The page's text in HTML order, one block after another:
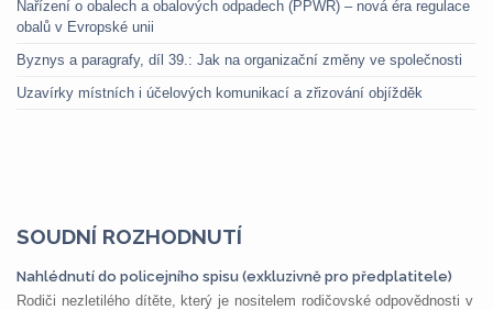
Nařízení o obalech a obalových odpadech (PPWR) – nová éra regulace
obalů v Evropské unii
Byznys a paragrafy, díl 39.: Jak na organizační změny ve společnosti
Uzavírky místních i účelových komunikací a zřizování objížděk
SOUDNÍ ROZHODNUTÍ
Nahlédnutí do policejního spisu (exkluzivně pro předplatitele)
Rodiči nezletilého dítěte, který je nositelem rodičovské odpovědnosti v